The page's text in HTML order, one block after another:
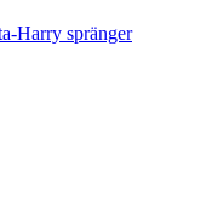
Harry spränger